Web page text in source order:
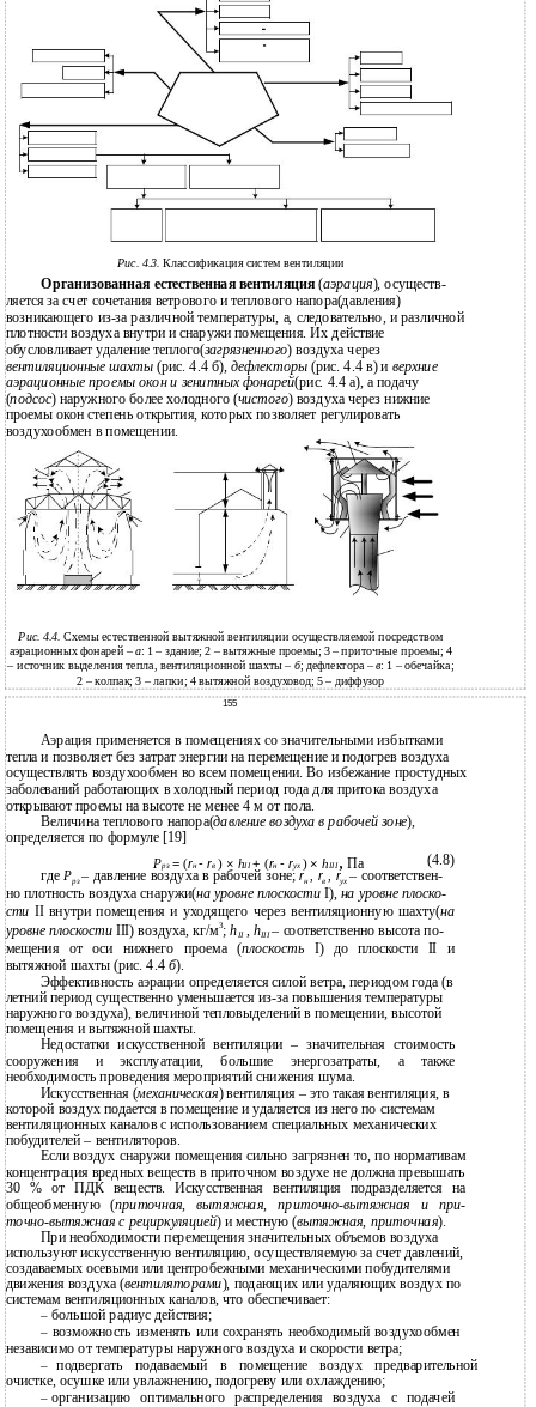
Рис. 4.3.Классификация систем вентиляции
Организованная естественная вентиляция(аэрация), осуществ-
ляется за счет сочетания ветрового и теплового напора(давления)
возникающего из-за различной температуры, а, следовательно, и различной
плотности воздуха внутри и снаружи помещения. Их действие
обусловливает удаление теплого(загрязненного) воздуха через
вентиляционные шахты(рис. 4.4 б),дефлекторы(рис. 4.4 в) и верхние
аэрационные проемы окон и зенитных фонарей(рис. 4.4 а), а подачу
(подсос) наружного более холодного (чистого) воздуха через нижние
проемы окон степень открытия, которых позволяет регулировать
воздухообмен в помещении.
Рис. 4.4.Схемы естественной вытяжной вентиляции осуществляемой посредством
аэрационных фонарей –а: 1 – здание; 2 – вытяжные проемы; 3 – приточные проемы; 4
– источник выделения тепла, вентиляционной шахты – б; дефлектора –в: 1 – обечайка;
2 – колпак; 3 – лапки; 4 вытяжной воздуховод; 5 – диффузор
155
Аэрация применяется в помещениях со значительными избытками
тепла и позволяет без затрат энергии на перемещение и подогрев воздуха
осуществлять воздухообмен во всем помещении. Во избежание простудных
заболеваний работающих в холодный период года для притока воздуха
открывают проемы на высоте не менее 4 м от пола.
Величина теплового напора(давление воздуха в рабочей зоне),
определяется по формуле [19]
Pрз =(rн-rв ) × hII+ (rн- rух ) ×hIII,Па
(4.8)
где Pрз– давление воздуха в рабочей зоне;rн, rв, rух– соответствен-
но плотность воздуха снаружи(на уровне плоскостиI), на уровне плоско-
сти II внутри помещения и уходящего через вентиляционную шахту(на
уровне плоскости III) воздуха, кг/м3;hII hIII– соответственно высота по-
мещения от оси нижнего проема (плоскость I) до плоскости II и
вытяжной шахты (рис. 4.4б).
Эффективность аэрации определяется силой ветра, периодом года (в
летний период существенно уменьшается из-за повышения температуры
наружного воздуха), величиной тепловыделений в помещении, высотой
помещения и вытяжной шахты.
Недостатки искусственной вентиляции – значительная стоимость
сооружения и эксплуатации, большие энергозатраты, а также
необходимость проведения мероприятий снижения шума.
Искусственная (механическая) вентиляция – это такая вентиляция, в
которой воздух подается в помещение и удаляется из него по системам
вентиляционных каналов с использованием специальных механических
побудителей – вентиляторов.
Если воздух снаружи помещения сильно загрязнен то, по нормативам
концентрация вредных веществ в приточном воздухе не должна превышать
30 % от ПДК веществ. Искусственная вентиляция подразделяется на
общеобменную (приточная,вытяжная,приточно-вытяжная и при-
точно-вытяжная с рециркуляцией) и местную (вытяжная приточная).
При необходимости перемещения значительных объемов воздуха
используют искусственную вентиляцию, осуществляемую за счет давлений,
создаваемых осевыми или центробежными механическими побудителями
движения воздуха (вентиляторами), подающих или удаляющих воздух по
системам вентиляционных каналов, что обеспечивает:
– большой радиус действия;
– возможность изменять или сохранять необходимый воздухообмен
независимо от температуры наружного воздуха и скорости ветра;
–
подвергать подаваемый в помещение воздух предварительной
очистке, осушке или увлажнению, подогреву или охлаждению;
– организацию оптимального распределения воздуха с подачей